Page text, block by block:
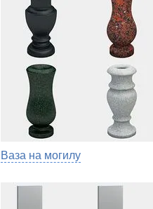
Ваза на могилу